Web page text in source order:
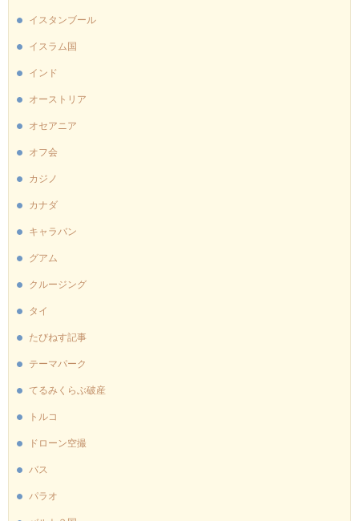
イスタンブール
イスラム国
インド
オーストリア
オセアニア
オフ会
カジノ
カナダ
キャラバン
グアム
クルージング
タイ
たびねす記事
テーマパーク
てるみくらぶ破産
トルコ
ドローン空撮
バス
パラオ